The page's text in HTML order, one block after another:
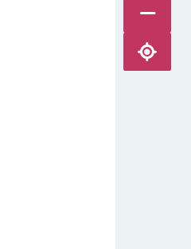
Karte
Karte